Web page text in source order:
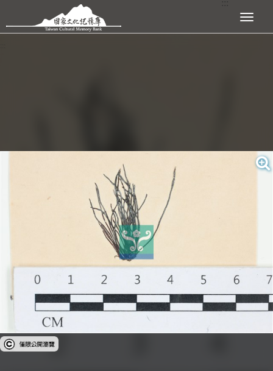
跳到主要內容區塊 展開選單
受著作權法保護-僅限於本平台有限度公開瀏覽